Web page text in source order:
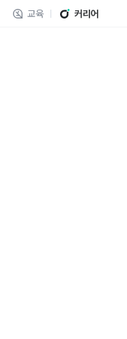
교육 커리어